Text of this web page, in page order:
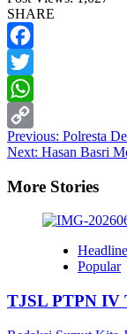
SHARE
Facebook
Twitter
WhatsApp
Copy
Post
navigation
Previous: Polresta
Next: Hasan Basri
More Stories
Headline
Popular
TJSL PTPN IV